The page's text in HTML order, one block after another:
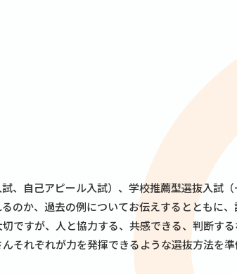
、自己アピール入試）、学校推薦型選抜入試
のか、過去の例についてお伝えするとともに
ですが、人と協力する、共感できる、判断する
それぞれが力を発揮できるような選抜方法を準